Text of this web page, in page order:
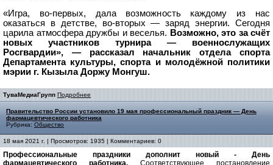
«Игра, во-первых, дала возможность каждому из нас
оказаться в детстве, во-вторых — заряд энергии. Сегодня
царила атмосфера дружбы и веселья. Возможно, это за счёт
новых участников турнира — военнослужащих
Росгвардии», — рассказал начальник отдела спорта
Департамента культуры, спорта и молодёжной политики
мэрии г. Кызыла Доржу Монгуш.
ТуваМедиаГрупп Подробнее
Правительство России установило 19 мая профессиональный праздник — День
фармацевтического работника
Рубрика: Общество
18 мая 2021 г. | Просмотров: 1935 | Комментариев: 0
Профессиональные праздники дополнит новый - День